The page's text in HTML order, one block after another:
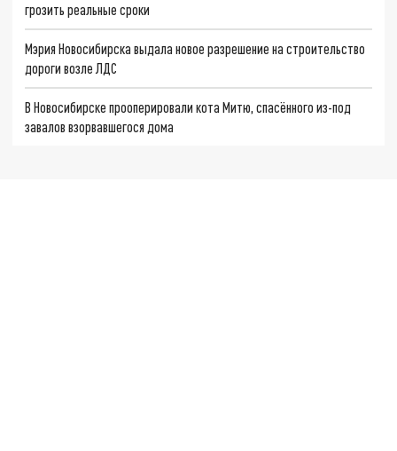
грозить реальные сроки
Мэрия Новосибирска выдала новое разрешение на строительство
дороги возле ЛДС
В Новосибирске прооперировали кота Митю, спасённого из-под
завалов взорвавшегося дома